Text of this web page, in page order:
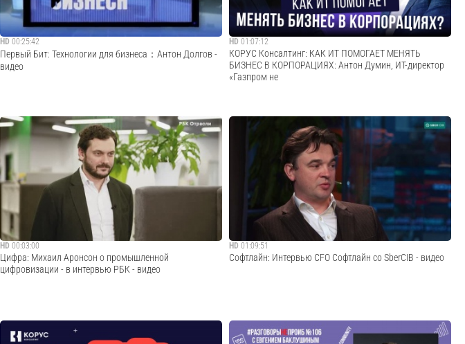
Cмотреть видео Cмотреть видео
HD 00:25:42
Первый Бит: Технологии для бизнеса：Антон Долгов -
видео
Технологии для бизнеса：Антон ДолговОфициальный
сайт: https://www.1cbit.ru/?
utm_source=rutube&utm_medium...Сообщество ВКонтакте:
https://vk.com/bit_itTelegram-канал:
https://t.me/bit_it_official
Cмотреть видео
HD 01:07:12
​КОРУС Консалтинг: КАК ИТ ПОМОГАЕТ МЕНЯТЬ
БИЗНЕС В КОРПОРАЦИЯХ: Антон Думин, ИТ-директор
«Газпром не
Как сохранять фокус, когда всё вокруг постоянно
меняется? Почему гибкость мышления — важнее любых
корпоративных правил? Что общего между управлением
проектами и прохождением IronMan?Ответы на эти
вопросы — в открытом разговоре г...
Cмотреть видео
HD 00:03:00
Цифра: Михаил Аронсон о промышленной
цифровизации - в интервью РБК - видео
HD 01:09:51
Софтлайн: Интервью CFO Софтлайн со SberCIB - видео